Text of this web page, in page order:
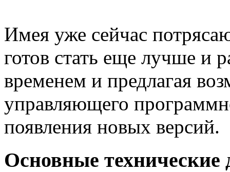
Имея уже сейчас
готов стать еще лучше и
временем и предлагая
управляющего
появления новых версий.
Основные технические